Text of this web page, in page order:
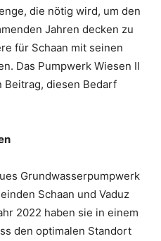
die nötig wird, um den
Jahren decken zu
für Schaan mit seinen
Das Pumpwerk Wiesen II
diesen Bedarf
Grundwasserpumpwerk
Schaan und Vaduz
2022 haben sie in einem
den optimalen Standort